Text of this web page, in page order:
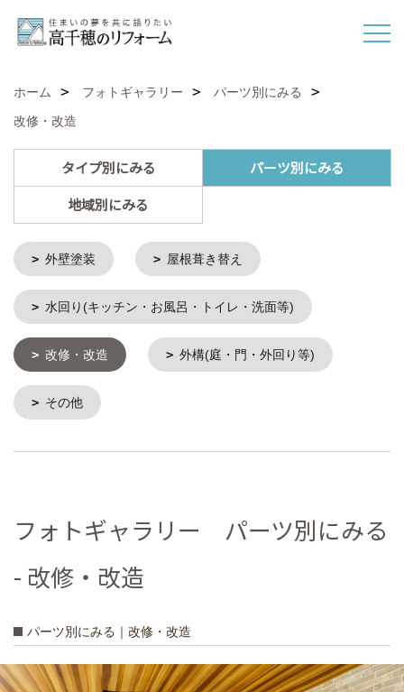
ホーム フォトギャラリー
パーツ別にみる
改修・改造
タイプ別にみる
パーツ別にみる
地域別にみる
外壁塗装 屋根葺き替え
水回り(キッチン・お風呂・トイレ・洗面等)
改修・改造 外構(庭・門・外回り等)
その他
フォトギャラリー パーツ別にみる
- 改修・改造
パーツ別にみる｜改修・改造